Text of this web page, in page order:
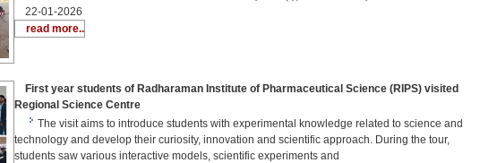
22-01-2026
read more..
First year students of Radharaman Institute of Pharmaceutical Science (RIPS) visited
Regional Science Centre
The visit aims to introduce students with experimental knowledge related to science and
technology and develop their curiosity, innovation and scientific approach. During the tour,
students saw various interactive models, scientific experiments and